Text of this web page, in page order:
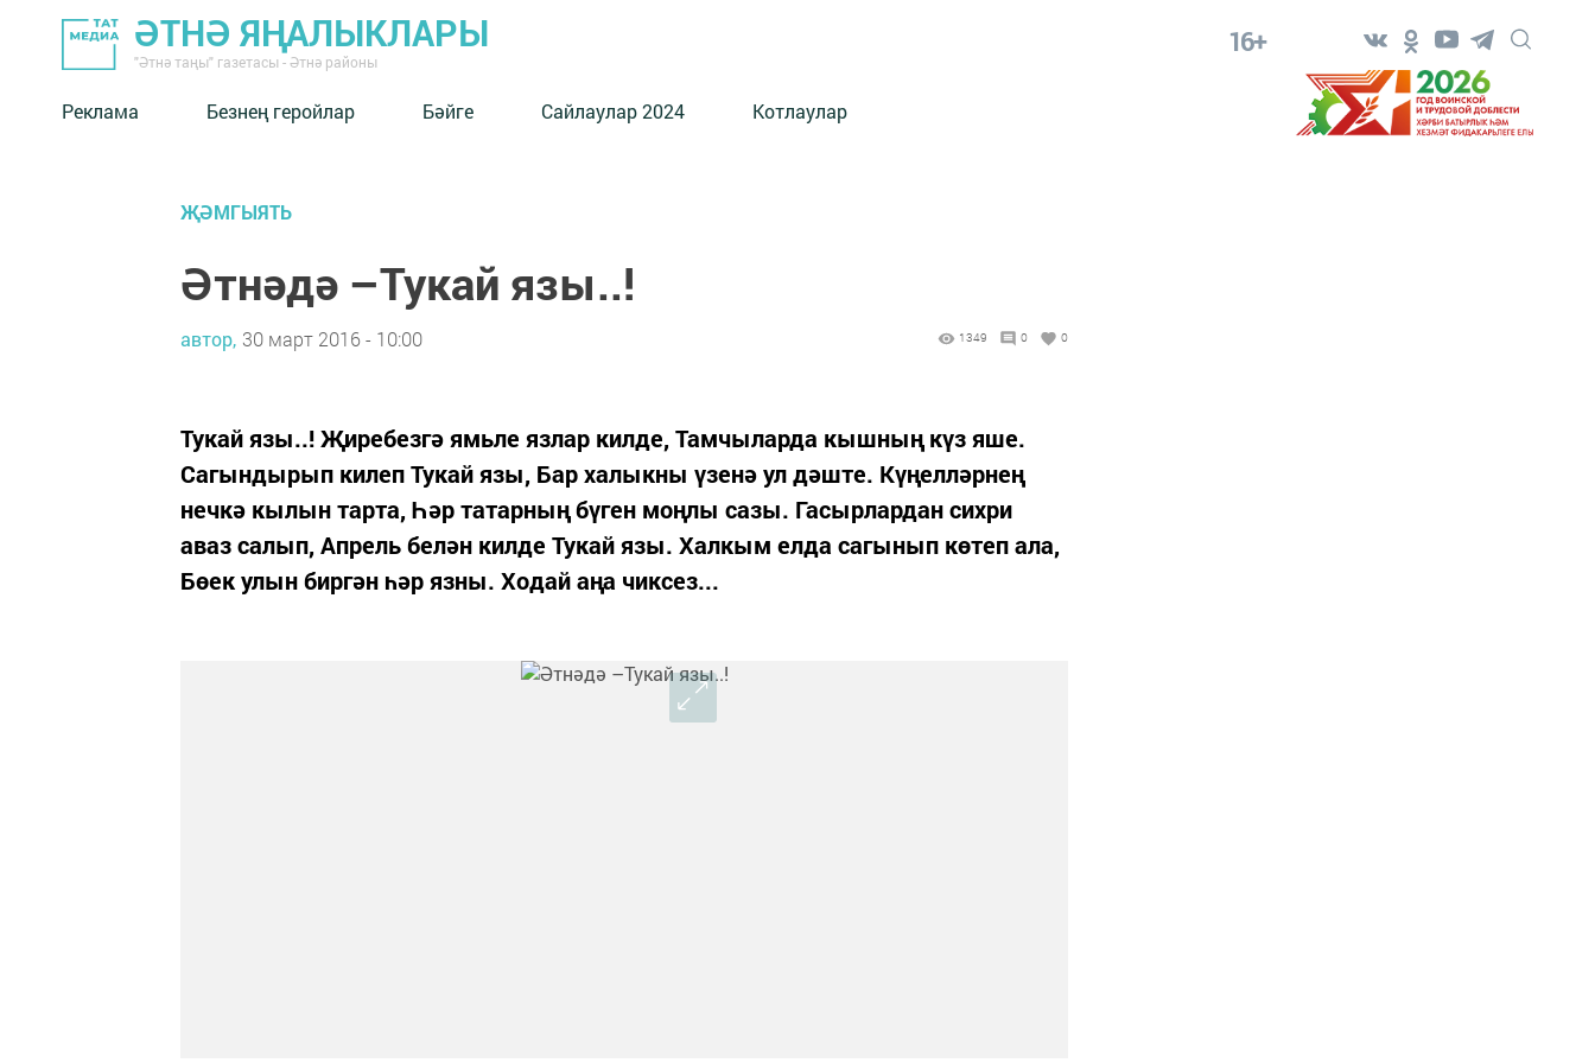
ӘТНӘ ЯҢАЛЫКЛАРЫ
"Әтнә таңы" газетасы - Әтнә районы
16+
Реклама Безнең геройлар Бәйге Сайлаулар 2024 Котлаулар
ҖӘМГЫЯТЬ
Әтнәдә –Тукай язы..!
автор, 30 март 2016 - 10:00 1349 0 0
Тукай язы..! Җиребезгә ямьле язлар килде, Тамчыларда кышның күз яше.
Сагындырып килеп Тукай язы, Бар халыкны үзенә ул дәште. Күңелләрнең
нечкә кылын тарта, Һәр татарның бүген моңлы сазы. Гасырлардан сихри
аваз салып, Апрель белән килде Тукай язы. Халкым елда сагынып көтеп ала,
Бөек улын биргән һәр язны. Ходай аңа чиксез...